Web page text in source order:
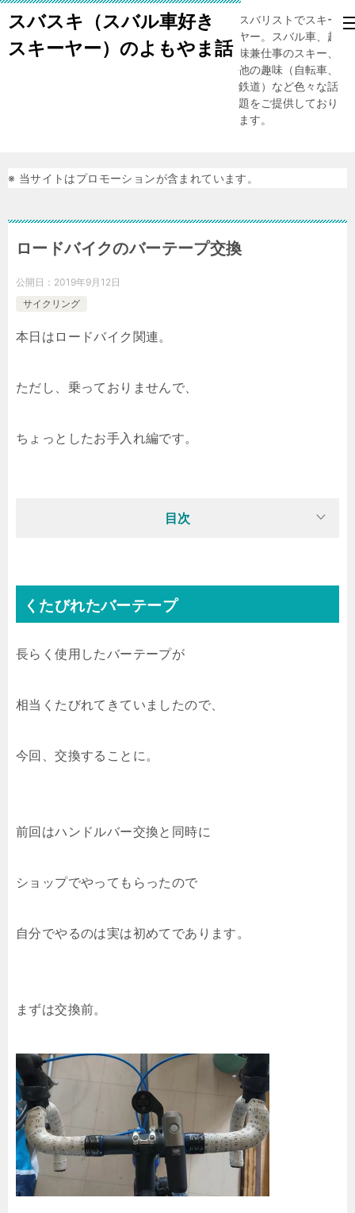
スバスキ（スバル車好き
スキーヤー）のよもやま話
スバリストでスキー
ヤー。スバル車、趣
味兼仕事のスキー、
他の趣味（自転車、
鉄道）など色々な話
題をご提供しており
ます。
※ 当サイトはプロモーションが含まれています。
ロードバイクのバーテープ交換
公開日： 2019年9月12日
サイクリング
本日はロードバイク関連。
ただし、乗っておりませんで、
ちょっとしたお手入れ編です。
目次
くたびれたバーテープ
長らく使用したバーテープが
相当くたびれてきていましたので、
今回、交換することに。
前回はハンドルバー交換と同時に
ショップでやってもらったので
自分でやるのは実は初めてであります。
まずは交換前。